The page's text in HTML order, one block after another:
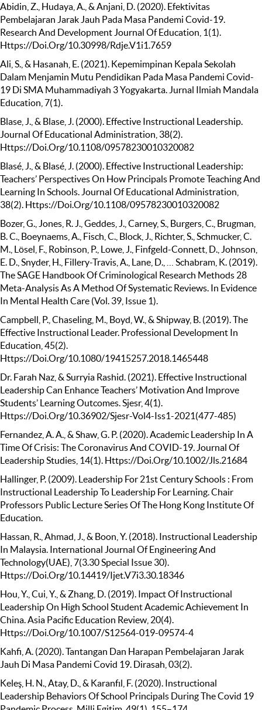
Abidin, Z., Hudaya, A., & Anjani, D. (2020). Efektivitas
Pembelajaran Jarak Jauh Pada Masa Pandemi Covid-19.
Research And Development Journal Of Education, 1(1).
Https://Doi.Org/10.30998/Rdje.V1i1.7659
Ali, S., & Hasanah, E. (2021). Kepemimpinan Kepala Sekolah
Dalam Menjamin Mutu Pendidikan Pada Masa Pandemi Covid-
19 Di SMA Muhammadiyah 3 Yogyakarta. Jurnal Ilmiah Mandala
Education, 7(1).
Blase, J., & Blase, J. (2000). Effective Instructional Leadership.
Journal Of Educational Administration, 38(2).
Https://Doi.Org/10.1108/09578230010320082
Blasé, J., & Blasé, J. (2000). Effective Instructional Leadership:
Teachers’ Perspectives On How Principals Promote Teaching And
Learning In Schools. Journal Of Educational Administration,
38(2). Https://Doi.Org/10.1108/09578230010320082
Bozer, G., Jones, R. J., Geddes, J., Carney, S., Burgers, C., Brugman,
B. C., Boeynaems, A., Fisch, C., Block, J., Richter, S., Schmucker, C.
M., Lösel, F., Robinson, P., Lowe, J., Finfgeld-Connett, D., Johnson,
E. D., Snyder, H., Fillery-Travis, A., Lane, D., … Schabram, K. (2019).
The SAGE Handbook Of Criminological Research Methods 28
Meta-Analysis As A Method Of Systematic Reviews. In Evidence
In Mental Health Care (Vol. 39, Issue 1).
Campbell, P., Chaseling, M., Boyd, W., & Shipway, B. (2019). The
Effective Instructional Leader. Professional Development In
Education, 45(2).
Https://Doi.Org/10.1080/19415257.2018.1465448
Dr. Farah Naz, & Surryia Rashid. (2021). Effective Instructional
Leadership Can Enhance Teachers’ Motivation And Improve
Students’ Learning Outcomes. Sjesr, 4(1).
Https://Doi.Org/10.36902/Sjesr-Vol4-Iss1-2021(477-485)
Fernandez, A. A., & Shaw, G. P. (2020). Academic Leadership In A
Time Of Crisis: The Coronavirus And COVID-19. Journal Of
Leadership Studies, 14(1). Https://Doi.Org/10.1002/Jls.21684
Hallinger, P. (2009). Leadership For 21st Century Schools : From
Instructional Leadership To Leadership For Learning. Chair
Professors Public Lecture Series Of The Hong Kong Institute Of
Education.
Hassan, R., Ahmad, J., & Boon, Y. (2018). Instructional Leadership
In Malaysia. International Journal Of Engineering And
Technology(UAE), 7(3.30 Special Issue 30).
Https://Doi.Org/10.14419/Ijet.V7i3.30.18346
Hou, Y., Cui, Y., & Zhang, D. (2019). Impact Of Instructional
Leadership On High School Student Academic Achievement In
China. Asia Pacific Education Review, 20(4).
Https://Doi.Org/10.1007/S12564-019-09574-4
Kahfi, A. (2020). Tantangan Dan Harapan Pembelajaran Jarak
Jauh Di Masa Pandemi Covid 19. Dirasah, 03(2).
Keleş, H. N., Atay, D., & Karanfıl, F. (2020). Instructional
Leadership Behaviors Of School Principals During The Covid 19